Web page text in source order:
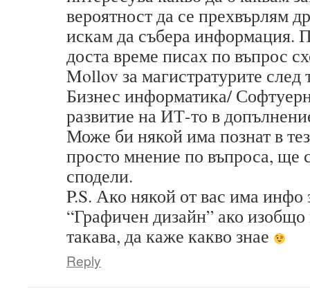
вероятност да се прехвърлям
искам да събера информация.
доста време писах по въпрос
Mollov за магистратурите след
Бизнес информатика/
развитие на ИТ-то в
Може би някой има познат в
просто мнение по въпроса, ще
сподели.
P.S. Ако някой от вас има инфо
“Графичен дизайн” ако
такава, да каже какво знае
Reply